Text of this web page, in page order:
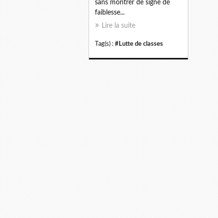
sans montrer de signe de
faiblesse...
Lire la suite
Tag(s) : #Lutte de classes